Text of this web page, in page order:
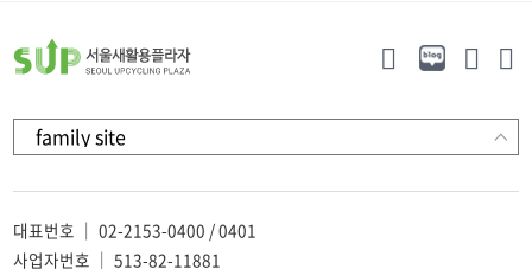
대표번호 ｜ 02-2153-0400 / 0401
사업자번호 ｜ 513-82-11881